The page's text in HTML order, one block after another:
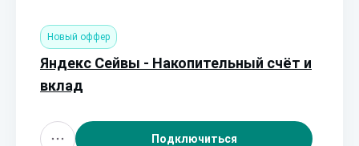
Новый оффер
Яндекс Сейвы - Накопительный счёт и
вклад
Подключиться